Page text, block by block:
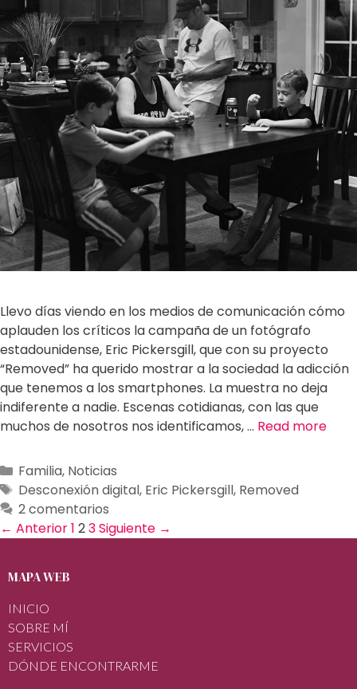
Llevo días viendo en los medios de comunicación cómo
aplauden los críticos la campaña de un fotógrafo
estadounidense, Eric Pickersgill, que con su proyecto
“Removed” ha querido mostrar a la sociedad la adicción
que tenemos a los smartphones. La muestra no deja
indiferente a nadie. Escenas cotidianas, con las que
muchos de nosotros nos identificamos, … Read more
Familia, Noticias
Desconexión digital, Eric Pickersgill, Removed
2 comentarios
← Anterior1 23Siguiente →
MAPA WEB
INICIO
SOBRE MÍ
SERVICIOS
DÓNDE ENCONTRARME